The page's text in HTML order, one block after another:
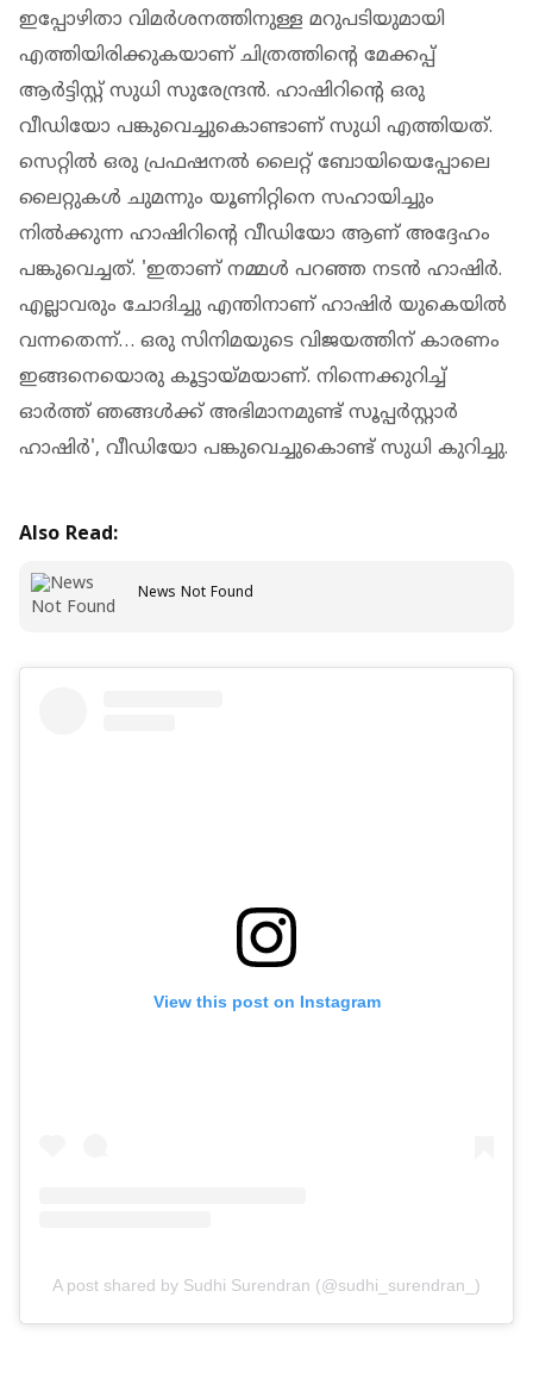
ഇപ്പോഴിതാ വിമർശനത്തിനുള്ള മറുപടിയുമായി
എത്തിയിരിക്കുകയാണ് ചിത്രത്തിന്റെ മേക്കപ്പ്
ആർട്ടിസ്റ്റ് സുധി സുരേന്ദ്രൻ. ഹാഷിറിന്റെ ഒരു
വീഡിയോ പങ്കുവെച്ചുകൊണ്ടാണ് സുധി എത്തിയത്.
സെറ്റിൽ ഒരു പ്രഫഷനൽ ലൈറ്റ് ബോയിയെപ്പോലെ
ലൈറ്റുകൾ ചുമന്നും യൂണിറ്റിനെ സഹായിച്ചും
നിൽക്കുന്ന ഹാഷിറിന്റെ വീഡിയോ ആണ് അദ്ദേഹം
പങ്കുവെച്ചത്. 'ഇതാണ് നമ്മൾ പറഞ്ഞ നടൻ ഹാഷിർ.
എല്ലാവരും ചോദിച്ചു എന്തിനാണ് ഹാഷിർ യുകെയിൽ
വന്നതെന്ന്… ഒരു സിനിമയുടെ വിജയത്തിന് കാരണം
ഇങ്ങനെയൊരു കൂട്ടായ്മയാണ്. നിന്നെക്കുറിച്ച്
ഓർത്ത് ഞങ്ങൾക്ക് അഭിമാനമുണ്ട് സൂപ്പർസ്റ്റാർ
ഹാഷിർ', വീഡിയോ പങ്കുവെച്ചുകൊണ്ട് സുധി കുറിച്ചു.
Also Read:
News Not Found
View this post on Instagram
A post shared by Sudhi Surendran (@sudhi_surendran_)